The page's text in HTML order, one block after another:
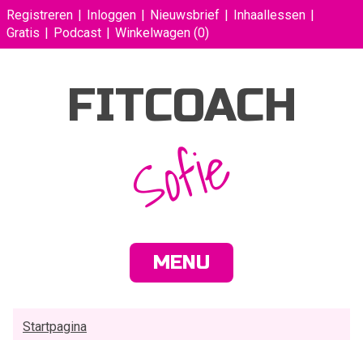
Registreren Inloggen Nieuwsbrief
Inhaallessen
Gratis
Podcast Winkelwagen (0)
FITCOACH
Sofie
MENU
Startpagina